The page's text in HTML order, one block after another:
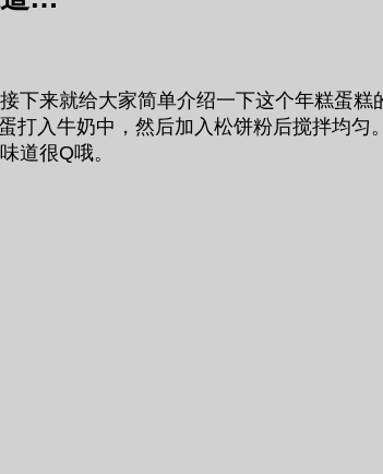
下来就给大家简单介绍一下这个年糕蛋
打入牛奶中，然后加入松饼粉后搅拌均
道很Q哦。